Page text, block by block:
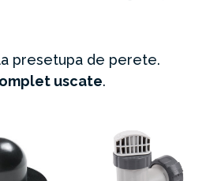
presetupa de perete.
uscate.